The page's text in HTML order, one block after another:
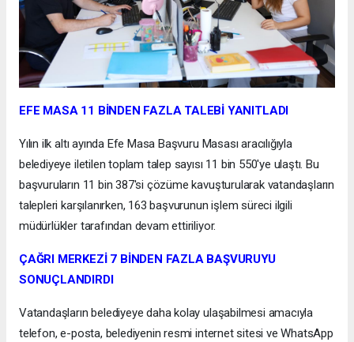
EFE MASA 11 BİNDEN FAZLA TALEBİ YANITLADI
Yılın ilk altı ayında Efe Masa Başvuru Masası aracılığıyla
belediyeye iletilen toplam talep sayısı 11 bin 550'ye ulaştı. Bu
başvuruların 11 bin 387'si çözüme kavuşturularak vatandaşların
talepleri karşılanırken, 163 başvurunun işlem süreci ilgili
müdürlükler tarafından devam ettiriliyor.
ÇAĞRI MERKEZİ 7 BİNDEN FAZLA BAŞVURUYU
SONUÇLANDIRDI
Vatandaşların belediyeye daha kolay ulaşabilmesi amacıyla
telefon, e-posta, belediyenin resmi internet sitesi ve WhatsApp